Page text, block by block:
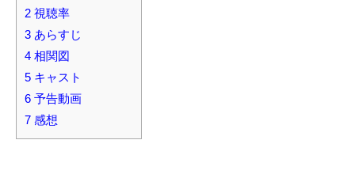
2 視聴率
3 あらすじ
4 相関図
5 キャスト
6 予告動画
7 感想